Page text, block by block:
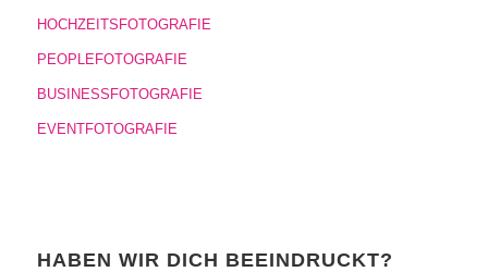
HOCHZEITSFOTOGRAFIE
PEOPLEFOTOGRAFIE
BUSINESSFOTOGRAFIE
EVENTFOTOGRAFIE
HABEN WIR DICH BEEINDRUCKT?